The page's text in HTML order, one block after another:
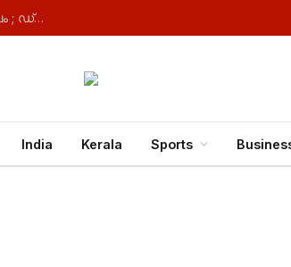
ബെംഗളൂരുവിലേക്ക് പോയ കെഎസ്ആർ‍ടിസി ബസ് മറിഞ്ഞ സംഭവം ; ഡ്രൈവർക്ക് വേണ്ടത്ര വിശ്രമം ലഭിച്ചില്ല, വകുപ്പുതല അന്വേഷണം ആരംഭിച്ചു
India Kerala Sports